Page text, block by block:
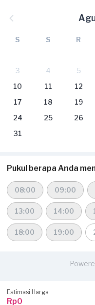
S S R
3
4 5
10
11 12
17
18 19
24
25 26
31
Pukul berapa Anda
08:00 09:00
13:00 14:00
18:00 19:00
Estimasi Harga
Rp0